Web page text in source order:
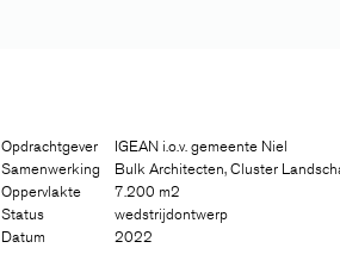
Opdrachtgever
IGEAN i.o.v. gemeente Niel
Samenwerking
Bulk Architecten, Cluster
Oppervlakte
7.200 m2
Status
wedstrijdontwerp
Datum
2022